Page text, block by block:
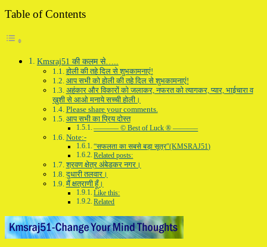
Table of Contents
Kmsraj51 की कलम से…..
होली की तहे दिल से शुभकामनाएं!
आप सभी को होली की तहे दिल से शुभकामनाएं!
अहंकार और विकारों को जलाकर, नफरत को त्यागकर, प्यार, भाईचारा व
ख़ुशी से आओ मनाये सच्ची होली।
Please share your comments.
आप सभी का प्रिय दोस्त
———– © Best of Luck ® ———–
Note:-
“सफलता का सबसे बड़ा सूत्र”(KMSRAJ51)
Related posts:
श्रवण क्षेत्र अंबेडकर नगर।
दुधारी तलवार।
मैं क्षत्राणी हूँ।
Like this:
Related